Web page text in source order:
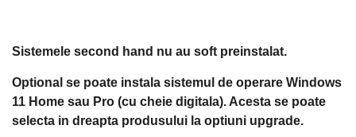
Sistemele second hand nu au soft preinstalat.
Optional se poate instala sistemul de operare Windows
11 Home sau Pro (cu cheie digitala). Acesta se poate
selecta in dreapta produsului la optiuni upgrade.